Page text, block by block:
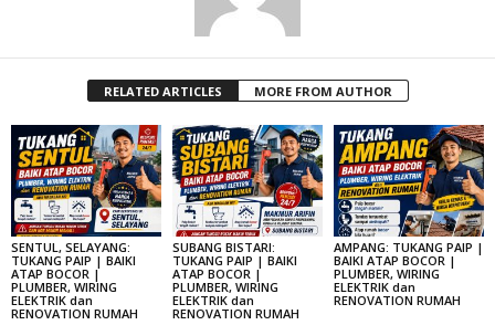
RELATED ARTICLES MORE FROM AUTHOR
SENTUL, SELAYANG:
TUKANG PAIP | BAIKI
ATAP BOCOR |
PLUMBER, WIRING
ELEKTRIK dan
RENOVATION RUMAH
SUBANG BISTARI:
TUKANG PAIP | BAIKI
ATAP BOCOR |
PLUMBER, WIRING
ELEKTRIK dan
RENOVATION RUMAH
AMPANG: TUKANG PAIP |
BAIKI ATAP BOCOR |
PLUMBER, WIRING
ELEKTRIK dan
RENOVATION RUMAH